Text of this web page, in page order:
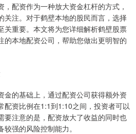
配资作为一种放大资金杠杆的方式，
关注。对于鹤壁本地的股民而言，选择
关重要。本文将为您详细解析鹤壁股票
的本地配资公司，帮助您做出更明智的
金的基础上，通过配资公司获得额外资
配资比例在1:1到1:10之间，投资者可以
要注意的是，配资放大了收益的同时也
强的风险控制能力。